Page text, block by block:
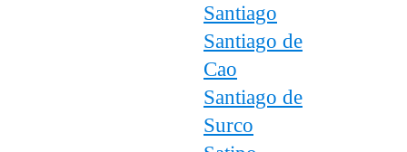
Santiago
Santiago de
Cao
Santiago de
Surco